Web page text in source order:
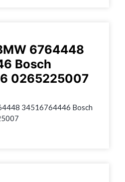
6764448
Bosch
0265225007
34516764446 Bosch